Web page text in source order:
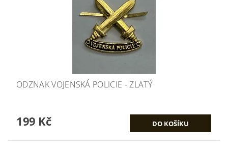
ODZNAK VOJENSKÁ POLICIE - ZLATÝ
199 Kč